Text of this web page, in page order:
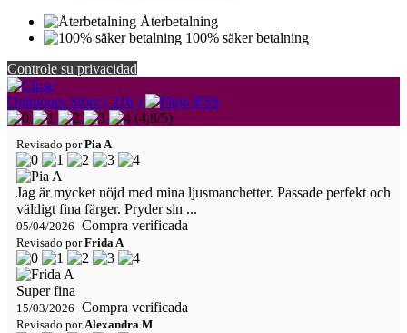
Återbetalning
100% säker betalning
Controle su privacidad
Opiniones Store ( 216 )
(4,8/5)
Revisado porPia A
Jag är mycket nöjd med mina ljusmanchetter. Passade perfekt och
väldigt fina färger. Pryder sin ...
05/04/2026 Compra verificada
Revisado porFrida A
Super fina
15/03/2026 Compra verificada
Revisado porAlexandra M